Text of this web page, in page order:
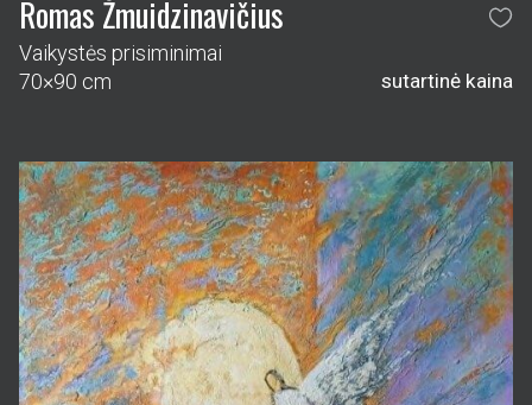
Romas Žmuidzinavičius
Vaikystės prisiminimai
70×90 cm
sutartinė kaina